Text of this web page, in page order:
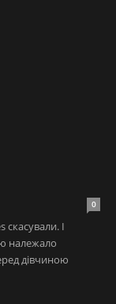
0
скасували. І
належало
дівчиною